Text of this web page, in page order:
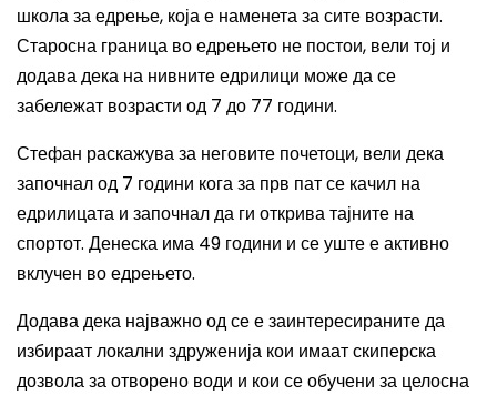
школа за едрење, која е наменета за сите возрасти.
Старосна граница во едрењето не постои, вели тој и
додава дека на нивните едрилици може да се
забележат возрасти од 7 до 77 години.
Стефан раскажува за неговите почетоци, вели дека
започнал од 7 години кога за прв пат се качил на
едрилицата и започнал да ги открива тајните на
спортот. Денеска има 49 години и се уште е активно
вклучен во едрењето.
Додава дека најважно од се е заинтересираните да
избираат локални здруженија кои имаат скиперска
дозвола за отворено води и кои се обучени за целосна